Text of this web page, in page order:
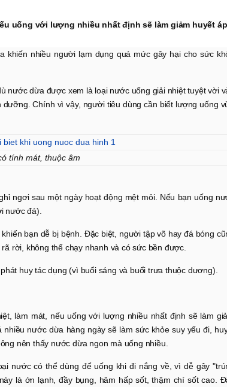
uống với lượng nhiều nhất định sẽ làm giảm huyết áp
khiến nhiều người lạm dụng quá mức gây hại cho sức
nước dừa được xem là loại nước uống giải nhiệt tuyệt vời
Chính vì vậy, người tiêu dùng cần biết lượng uống
tính mát, thuộc âm
ngơi sau một ngày hoạt động mệt mỏi. Nếu bạn uống
nước đá).
bạn dễ bị bệnh. Đặc biệt, người tập võ hay đá bóng
rời, không thể chạy nhanh và có sức bền được.
huy tác dụng (vì buổi sáng và buổi trưa thuộc dương).
làm mát, nếu uống với lượng nhiều nhất định sẽ làm
nước dừa hàng ngày sẽ làm sức khỏe suy yếu đi,
nên thấy nước dừa ngon mà uống nhiều.
nước có thể dùng để uống khi đi nắng về, vì dễ gây
là ớn lạnh, đầy bụng, hâm hấp sốt, thậm chí sốt cao.